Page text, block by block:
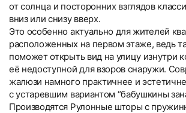
от солнца и посторонних взглядов
вниз или снизу вверх.
Это особенно актуально для жителей
расположенных на первом этаже, ведь
поможет открыть вид на улицу изнутри
её недоступной для взоров снаружи.
жалюзи намного практичнее и
с устаревшим вариантом “бабушкины
Производятся Рулонные шторы с